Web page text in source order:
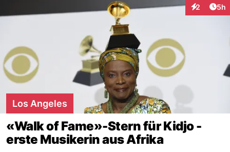
2 5h
Los Angeles
«Walk of Fame»-Stern für Kidjo -
erste Musikerin aus Afrika